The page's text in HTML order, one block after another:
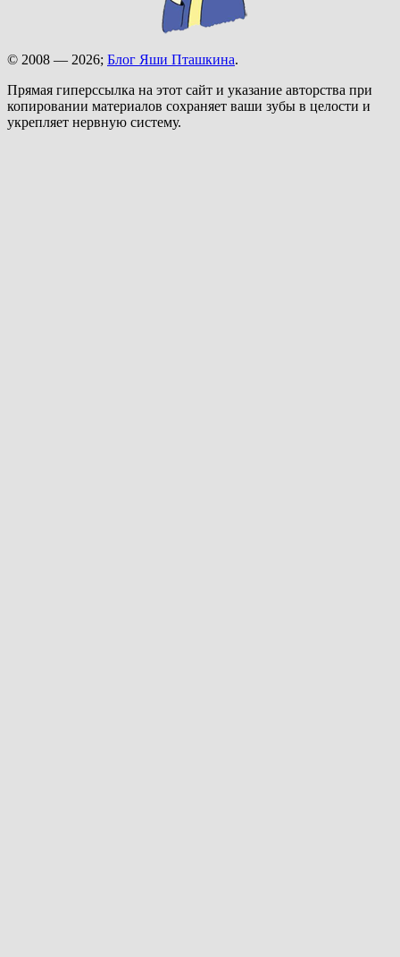
© 2008 — 2026; Блог Яши Пташкина.
Прямая гиперссылка на этот сайт и указание авторства при
копировании материалов сохраняет ваши зубы в целости и
укрепляет нервную систему.